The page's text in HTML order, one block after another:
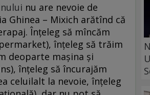
nu are nevoie de
Ghinea – Mixich arătînd că
Înţeleg să mîncăm
înţeleg să trăim
deoparte maşina şi
înţeleg să încurajăm
celuilalt la nevoie, înţeleg